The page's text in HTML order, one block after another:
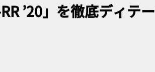
’20」を徹底ディテー